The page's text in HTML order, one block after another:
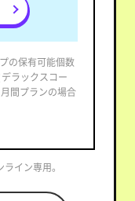
の保有可能個数
ラックスコー
間プランの場合
イン専用。